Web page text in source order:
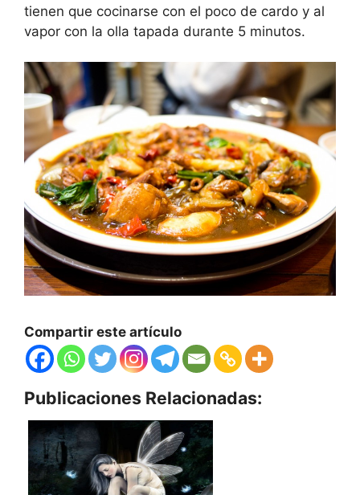
tienen que cocinarse con el poco de cardo y al
vapor con la olla tapada durante 5 minutos.
Compartir este artículo
Publicaciones Relacionadas: